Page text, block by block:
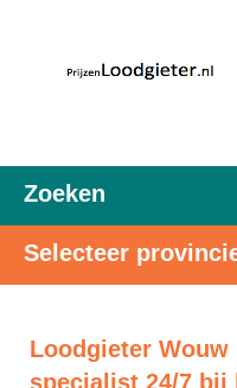
Zoeken
Selecteer
Loodgieter
specialist 24/7 bij